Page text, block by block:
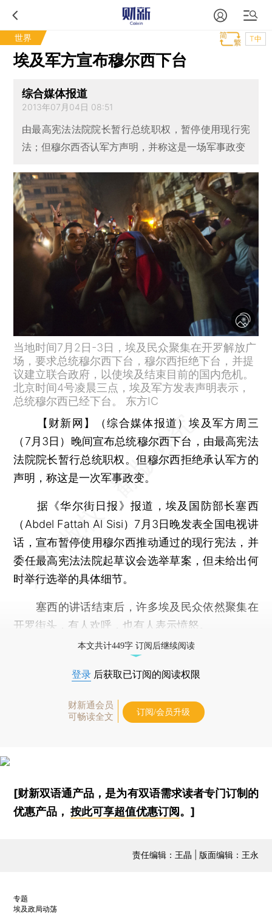
世界 T中
埃及军方宣布穆尔西下台
综合媒体报道
2013年07月04日 08:51
由最高宪法法院院长暂行总统职权，暂停使用现行宪
法；但穆尔西否认军方声明，并称这是一场军事政变
当地时间7月2日-3日，埃及民众聚集在开罗解放广
场，要求总统穆尔西下台，穆尔西拒绝下台，并提
议建立联合政府，以使埃及结束目前的国内危机。
北京时间4号凌晨三点，埃及军方发表声明表示，
总统穆尔西已经下台。 东方IC
【财新网】（综合媒体报道）埃及军方周三
（7月3日）晚间宣布总统穆尔西下台，由最高宪法
法院院长暂行总统职权。但穆尔西拒绝承认军方的
声明，称这是一次军事政变。
据《华尔街日报》报道，埃及国防部长塞西
（Abdel Fattah Al Sisi）7月3日晚发表全国电视讲
话，宣布暂停使用穆尔西推动通过的现行宪法，并
委任最高宪法法院起草议会选举草案，但未给出何
时举行选举的具体细节。
塞西的讲话结束后，许多埃及民众依然聚集在
开罗街头，有人欢呼，也有人表示愤怒。
本文共计449字 订阅后继续阅读
登录 后获取已订阅的阅读权限
财新通会员
可畅读全文
订阅/会员升级
[财新双语通产品，是为有双语需求读者专门订制的
优惠产品，按此可享超值优惠订阅。]
责任编辑：王晶 | 版面编辑：王永
专题
埃及政局动荡